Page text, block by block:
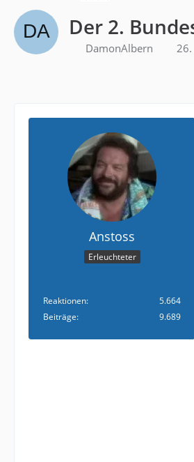
Der 2.
DamonAlbern
Anstoss
Erleuchteter
Reaktionen
5.664
Beiträge
9.689